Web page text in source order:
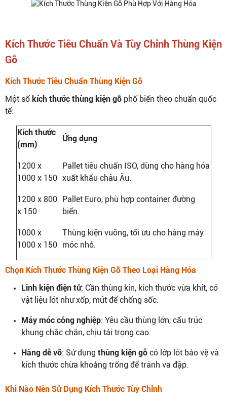
Kích Thước Tiêu Chuẩn Và Tùy Chỉnh Thùng Kiện
Gỗ
Kích Thước Tiêu Chuẩn Thùng Kiện Gỗ
Một số kích thước thùng kiện gỗ phổ biến theo chuẩn quốc
tế:
Kích thước
(mm)
Ứng dụng
1200 x
1000 x 150
Pallet tiêu chuẩn ISO, dùng cho hàng hóa
xuất khẩu châu Âu.
1200 x 800
x 150
Pallet Euro, phù hợp container đường
biển.
1000 x
1000 x 150
Thùng kiện vuông, tối ưu cho hàng máy
móc nhỏ.
Chọn Kích Thước Thùng Kiện Gỗ Theo Loại Hàng Hóa
Linh kiện điện tử: Cần thùng kín, kích thước vừa khít, có
vật liệu lót như xốp, mút để chống sốc.
Máy móc công nghiệp: Yêu cầu thùng lớn, cấu trúc
khung chắc chắn, chịu tải trọng cao.
Hàng dễ vỡ: Sử dụng thùng kiện gỗ có lớp lót bảo vệ và
kích thước chừa khoảng trống để tránh va đập.
Khi Nào Nên Sử Dụng Kích Thước Tùy Chỉnh